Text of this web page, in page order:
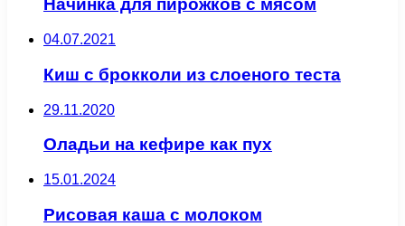
Начинка для пирожков с мясом
04.07.2021
Киш с брокколи из слоеного теста
29.11.2020
Оладьи на кефире как пух
15.01.2024
Рисовая каша с молоком